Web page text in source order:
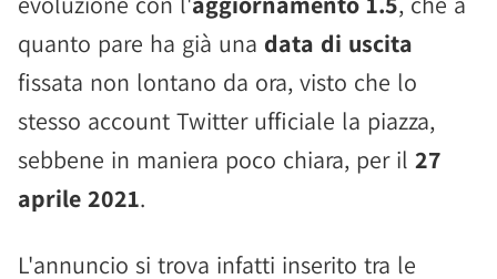
quanto pare ha già una data di uscita
fissata non lontano da ora, visto che lo
stesso account Twitter ufficiale la piazza,
sebbene in maniera poco chiara, per il 27
aprile 2021.
L'annuncio si trova infatti inserito tra le